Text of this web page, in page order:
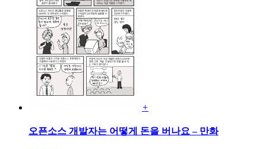
+
오픈소스 개발자는 어떻게 돈을 버나요 – 만화